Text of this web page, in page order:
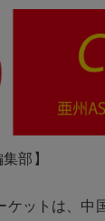
部】
ケットは、中